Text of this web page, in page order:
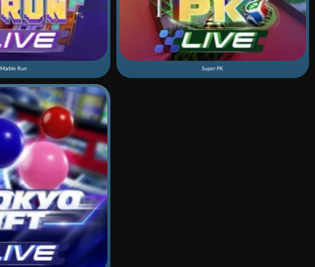
Marble Run Super PK